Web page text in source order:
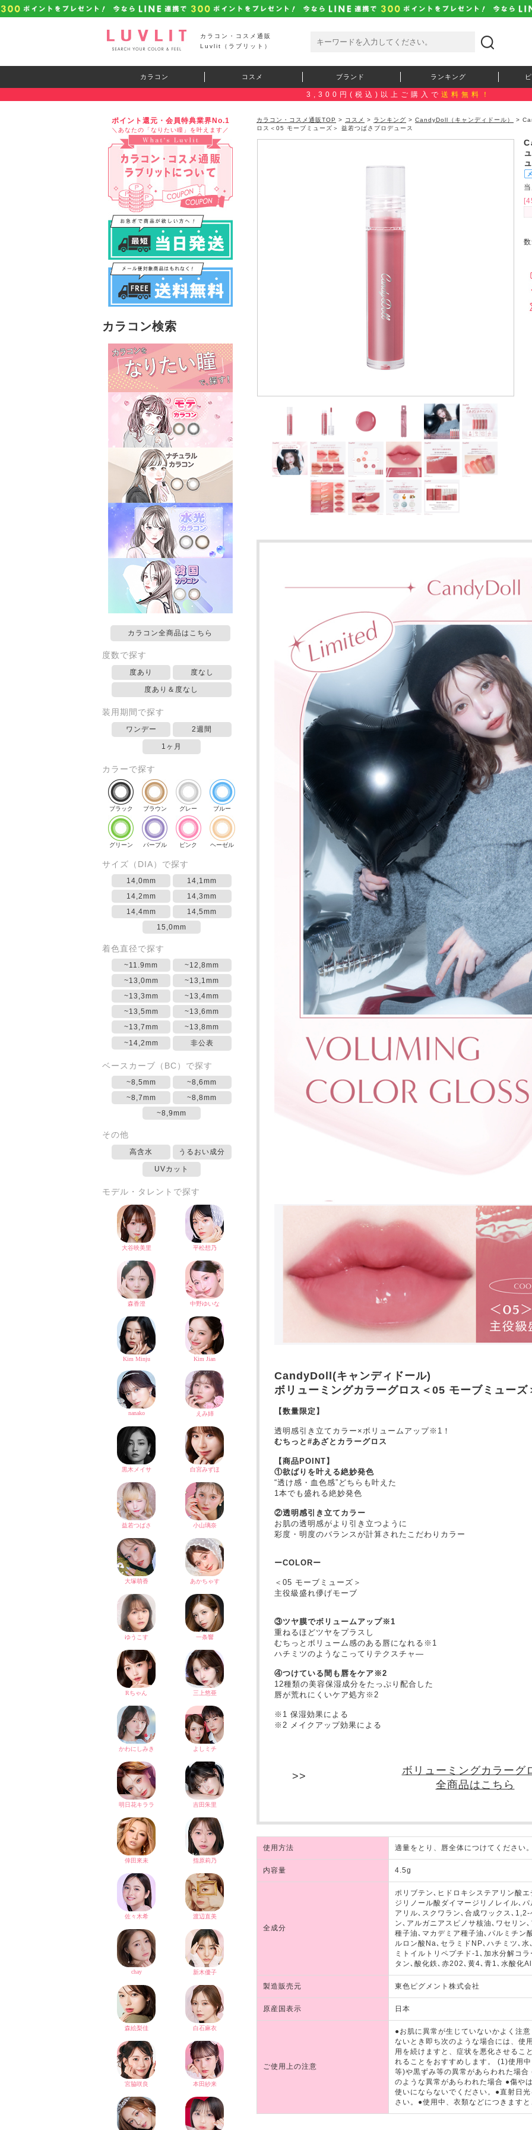
カラコン・コスメ通販
Luvlit（ラブリット）
カラコン コスメ ブランド ランキング
3,300円(税込)以上ご購入で 送料無料！
ポイント還元・会員特典業界No.1
＼あなたの「なりたい瞳」を叶えます／
カラコン検索
カラコン全商品はこちら
度数で探す
度あり 度なし
度あり＆度なし
装用期間で探す
ワンデー 2週間
1ヶ月
カラーで探す
ブラック ブラウン グレー ブルー
グリーン パープル ピンク ヘーゼル
サイズ（DIA）で探す
14,0mm
14,1mm
14,2mm
14,3mm
14,4mm
14,5mm
15,0mm
着色直径で探す
~11.9mm
~12,8mm
~13,0mm
~13,1mm
~13,3mm
~13,4mm
~13,5mm
~13,6mm
~13,7mm
~13,8mm
~14,2mm
非公表
ベースカーブ（BC）で探す
~8,5mm
~8,6mm
~8,7mm
~8,8mm
~8,9mm
その他
高含水 うるおい成分
UVカット
モデル・タレントで探す
カラコン・コスメ通販TOP > コスメ > ランキング > CandyDoll（キャンディドール）
>
ロス＜05 モーブミューズ＞ 益若つばさプロデュース
CandyDoll(キャンディドール)
ボリューミングカラーグロス＜05 モーブミューズ
【数量限定】
透明感引き立てカラー×ボリュームアップ※1！
むちっと#あざとカラーグロス
【商品POINT】
①欲ばりを叶える絶妙発色
“透け感・血色感”どちらも叶えた
1本でも盛れる絶妙発色
②透明感引き立てカラー
お肌の透明感がより引き立つように
彩度・明度のバランスが計算されたこだわりカラー
ーCOLORー
＜05 モーブミューズ＞
主役級盛れ儚げモーブ
③ツヤ膜でボリュームアップ※1
重ねるほどツヤをプラスし
むちっとボリューム感のある唇になれる※1
ハチミツのようなこってりテクスチャ―
④つけている間も唇をケア※2
12種類の美容保湿成分をたっぷり配合した
唇が荒れにくいケア処方※2
※1 保湿効果による
※2 メイクアップ効果による
ボリューミングカラーグ
全商品はこちら
使用方法 適量をとり、唇全体につけてください
内容量 4.5g
全成分
ポリブテン､ヒドロキシステアリン酸
ジリノール酸ダイマージリノレイル､
アリル､スクワラン､合成ワックス､
ン､アルガニアスピノサ核油､ワセリン
種子油､マカデミア種子油､パルミチン
ルロン酸Na､セラミドNP､ハチミツ､
ミトイルトリペプチド-1､加水分解コ
タン､酸化鉄､赤202､黄4､青1､水酸化
製造販売元 東色ピグメント株式会社
原産国表示 日本
ご使用上の注意
●お肌に異常が生じていないかよく注
ないとき即ち次のような場合には、使
用を続けますと、症状を悪化させるこ
れることをおすすめします。 (1)使用
等)や黒ずみ等の異常があらわれた場
のような異常があらわれた場合 ●傷や
使いにならないでください。●直射日
さい。●使用中、衣類などにつきます